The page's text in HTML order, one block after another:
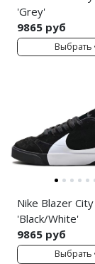
'Grey'
9865 руб
Выбрать
Nike Blazer
'Black/White'
9865 руб
Выбрать
Jordan Tatum
Air Jordan 39
Air Jordan 38
Air Jordan 37
Air Jordan 36
Air Jordan 1
adidas Samba
adidas
adidas
adidas
adidas Harden
adidas Dame